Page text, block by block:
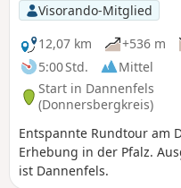
Visorando-Mitglied
12,07 km
+536 m
5:00 Std.
Mittel
Start in Dannenfels
(Donnersbergkreis)
Entspannte Rundtour am
Erhebung in der Pfalz.
ist Dannenfels.